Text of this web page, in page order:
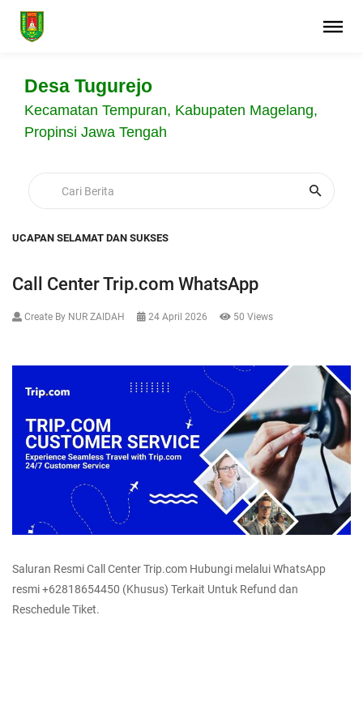
Desa Tugurejo
Kecamatan Tempuran, Kabupaten Magelang,
Propinsi Jawa Tengah
UCAPAN SELAMAT DAN SUKSES
Call Center Trip.com WhatsApp
Create By NUR ZAIDAH 24 April 2026 50 Views
Saluran Resmi Call Center Trip.com Hubungi melalui WhatsApp
resmi +62818654450 (Khusus) Terkait Untuk Refund dan
Reschedule Tiket.